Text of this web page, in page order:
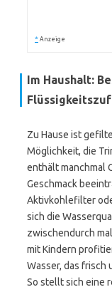
* Anzeige
Im Haushalt:
Zu Hause ist
Möglichkeit, die
enthält manchmal
Geschmack
Aktivkohlefilter
sich die
zwischendurch
mit Kindern
Wasser, das frisch
So stellt sich eine